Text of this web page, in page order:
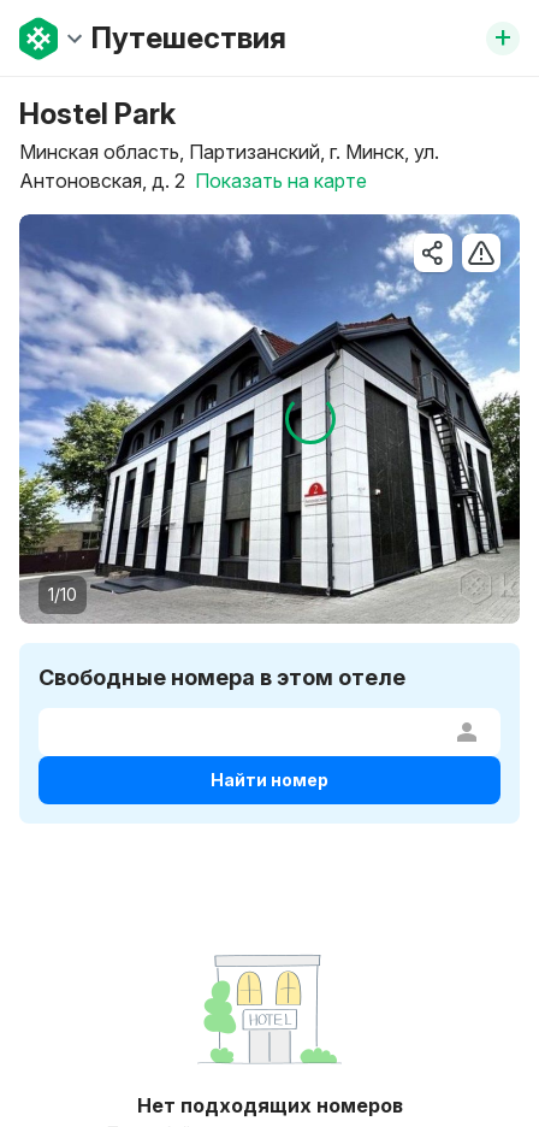
Путешествия +
Hostel Park
Минская область, Партизанский, г. Минск, ул.
Антоновская, д. 2 Показать на карте
1/10
Свободные номера в этом отеле
Найти номер
Нет подходящих номеров